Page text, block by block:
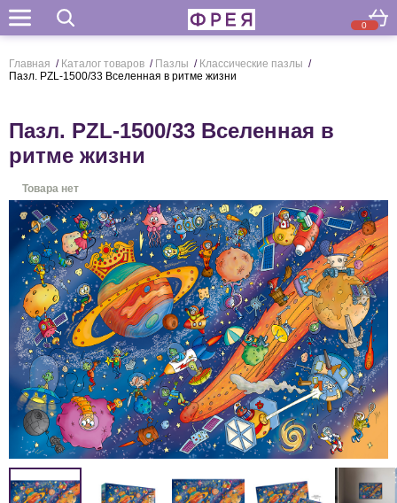
0
Поиск
Главная / Каталог товаров / Пазлы / Классические пазлы /
Пазл. PZL-1500/33 Вселенная в ритме жизни
Пазл. PZL-1500/33 Вселенная в
ритме жизни
Товара нет